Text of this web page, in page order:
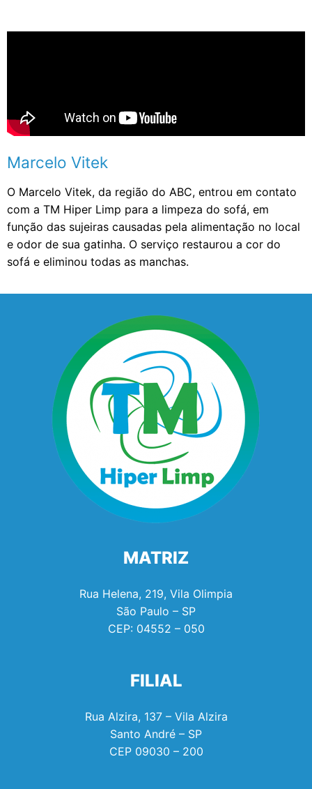
Marcelo Vitek
O Marcelo Vitek, da região do ABC, entrou em contato
com a TM Hiper Limp para a limpeza do sofá, em
função das sujeiras causadas pela alimentação no local
e odor de sua gatinha. O serviço restaurou a cor do
sofá e eliminou todas as manchas.
MATRIZ
Rua Helena, 219, Vila Olimpia
São Paulo – SP
CEP: 04552 – 050
FILIAL
Rua Alzira, 137 – Vila Alzira
Santo André – SP
CEP 09030 – 200